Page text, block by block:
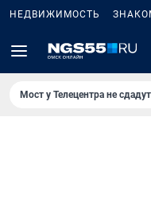
НЕДВИЖИМОСТЬ
Мост у Телецентра не